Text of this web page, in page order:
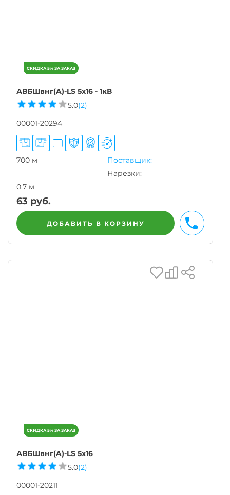
АВБШвнг(A)-LS 5х16 - 1кВ
5.0(2)
00001-20294
700 м
Поставщик:
Нарезки:
0.7 м
63 руб.
ДОБАВИТЬ В КОРЗИНУ
АВБШвнг(A)-LS 5х16
5.0(2)
00001-20211